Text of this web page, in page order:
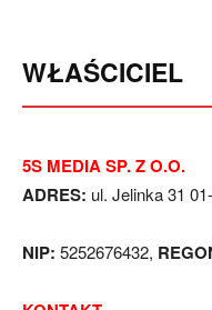
WŁAŚCICIEL
5S MEDIA SP. Z O.O.
ADRES: ul. Jelinka 31
NIP: 5252676432,